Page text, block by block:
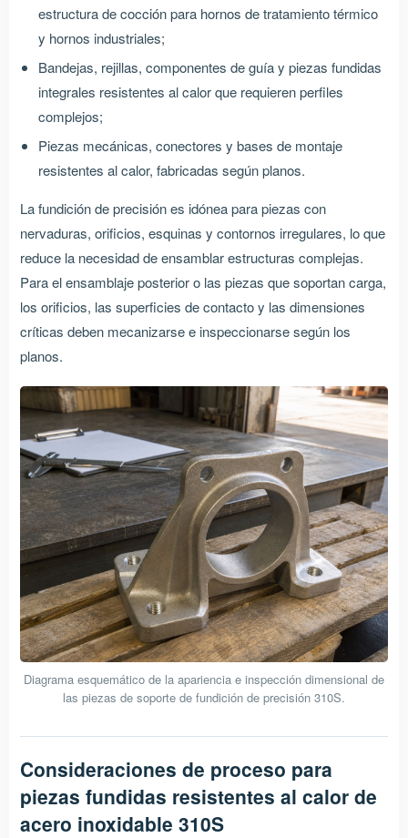
estructura de cocción para hornos de tratamiento térmico
y hornos industriales;
Bandejas, rejillas, componentes de guía y piezas fundidas
integrales resistentes al calor que requieren perfiles
complejos;
Piezas mecánicas, conectores y bases de montaje
resistentes al calor, fabricadas según planos.
La fundición de precisión es idónea para piezas con
nervaduras, orificios, esquinas y contornos irregulares, lo que
reduce la necesidad de ensamblar estructuras complejas.
Para el ensamblaje posterior o las piezas que soportan carga,
los orificios, las superficies de contacto y las dimensiones
críticas deben mecanizarse e inspeccionarse según los
planos.
Diagrama esquemático de la apariencia e inspección dimensional de
las piezas de soporte de fundición de precisión 310S.
Consideraciones de proceso para
piezas fundidas resistentes al calor de
acero inoxidable 310S